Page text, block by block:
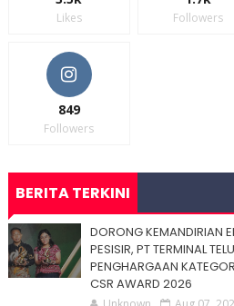
Likes Followers
849
Followers
BERITA TERKINI
DORONG KEMANDIRIAN
PESISIR, PT TERMINAL
PENGHARGAAN
CSR AWARD 2026